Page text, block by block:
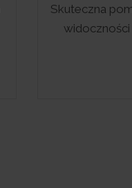
Skuteczna